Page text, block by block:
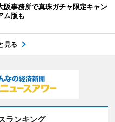
阪事務所で真珠ガチャ限定キャン
ム版も
見る
ランキング